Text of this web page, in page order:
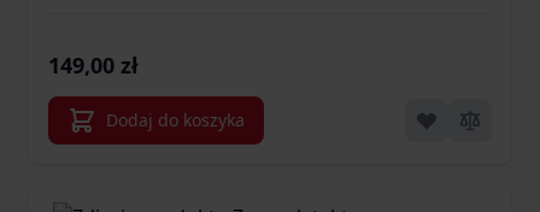
149,00 zł
Dodaj do koszyka